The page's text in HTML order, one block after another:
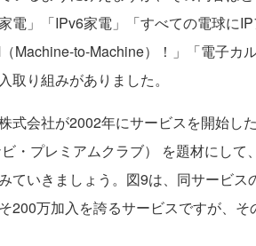
電」「IPv6家電」「すべての電球に
Machine-to-Machine）！」「電子カ
取り組みがありました。
式会社が2002年にサービスを開始し
・プレミアムクラブ） を題材にして
ていきましょう。図9は、同サービス
200万加入を誇るサービスですが、